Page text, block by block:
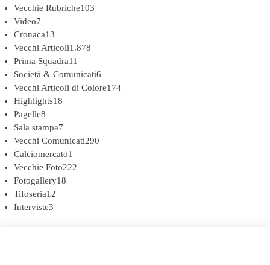
Vecchie Rubriche103
Video7
Cronaca13
Vecchi Articoli1.878
Prima Squadra11
Società & Comunicati6
Vecchi Articoli di Colore174
Highlights18
Pagelle8
Sala stampa7
Vecchi Comunicati290
Calciomercato1
Vecchie Foto222
Fotogallery18
Tifoseria12
Interviste3